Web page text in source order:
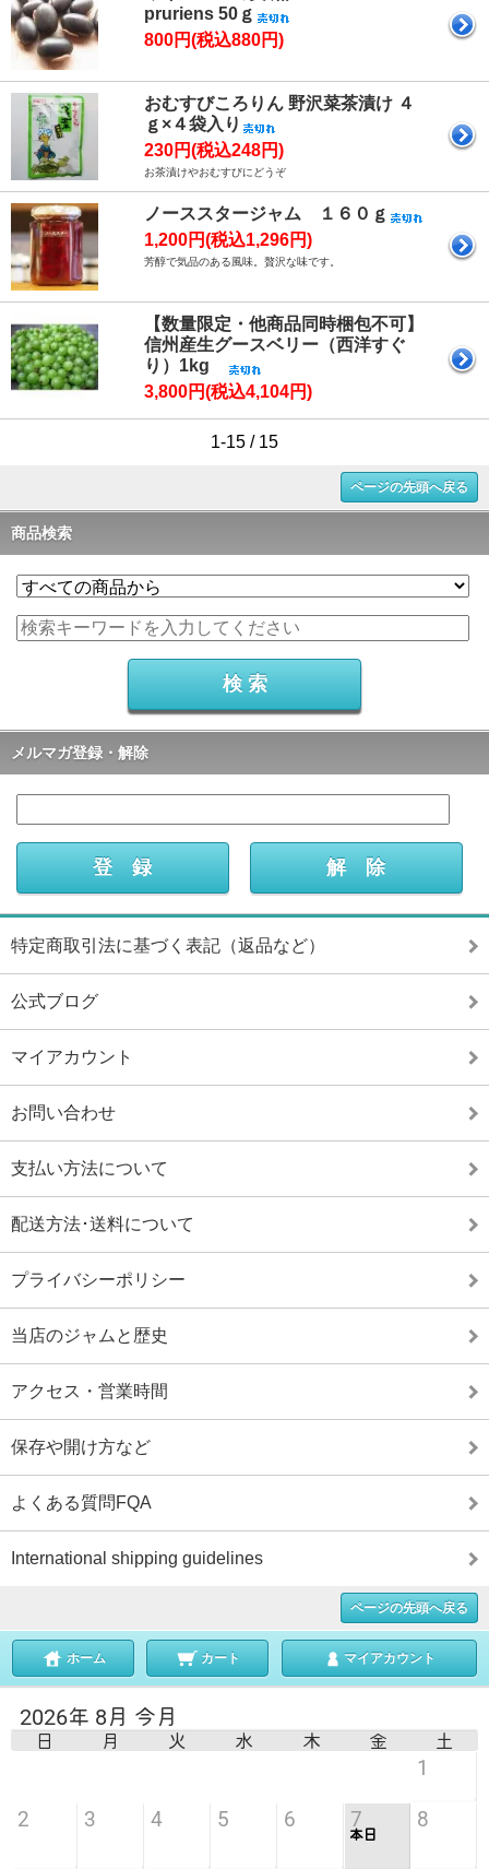
pruriens 50ｇ
800円(税込880円)
おむすびころりん 野沢菜茶漬け ４
ｇ×４袋入り
230円(税込248円)
お茶漬けやおむすびにどうぞ
ノーススタージャム １６０ｇ
1,200円(税込1,296円)
芳醇で気品のある風味。贅沢な味です。
【数量限定・他商品同時梱包不可】
信州産生グースベリー（西洋すぐ
り）1kg
3,800円(税込4,104円)
1-15 / 15
ページの先頭へ戻る
商品検索
メルマガ登録・解除
特定商取引法に基づく表記（返品など）
公式ブログ
マイアカウント
お問い合わせ
支払い方法について
配送方法･送料について
プライバシーポリシー
当店のジャムと歴史
アクセス・営業時間
保存や開け方など
よくある質問FQA
International shipping guidelines
ページの先頭へ戻る
ホーム カート マイアカウント